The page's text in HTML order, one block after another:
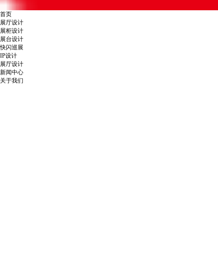
首页
展厅设计
展柜设计
展台设计
快闪巡展
IP设计
展厅设计
新闻中心
关于我们